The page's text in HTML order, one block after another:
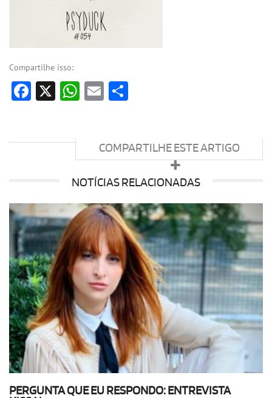
Compartilhe isso:
Facebook
X WhatsApp
Email
COMPARTILHE ESTE ARTIGO
NOTÍCIAS RELACIONADAS
PERGUNTA QUE EU RESPONDO: ENTREVISTA